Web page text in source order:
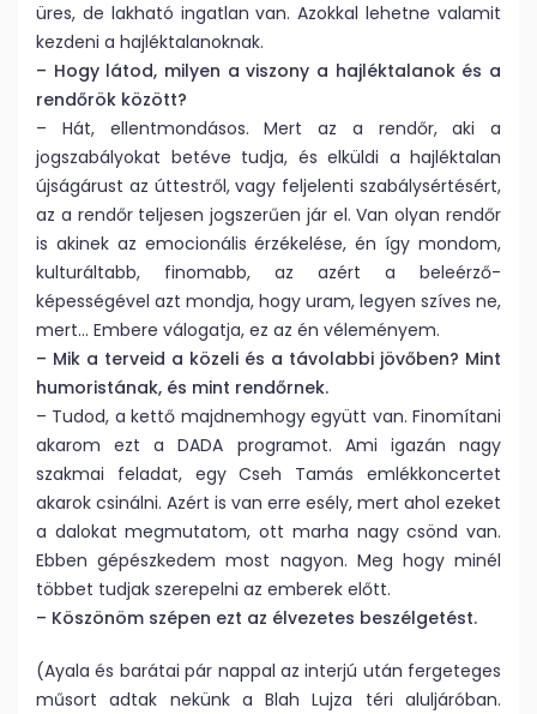
üres, de lakható ingatlan van. Azokkal lehetne valamit
kezdeni a hajléktalanoknak.
– Hogy látod, milyen a viszony a hajléktalanok és a
rendőrök között?
– Hát, ellentmondásos. Mert az a rendőr, aki a
jogszabályokat betéve tudja, és elküldi a hajléktalan
újságárust az úttestről, vagy feljelenti szabálysértésért,
az a rendőr teljesen jogszerűen jár el. Van olyan rendőr
is akinek az emocionális érzékelése, én így mondom,
kulturáltabb, finomabb, az azért a beleérző-
képességével azt mondja, hogy uram, legyen szíves ne,
mert… Embere válogatja, ez az én véleményem.
– Mik a terveid a közeli és a távolabbi jövőben? Mint
humoristának, és mint rendőrnek.
– Tudod, a kettő majdnemhogy együtt van. Finomítani
akarom ezt a DADA programot. Ami igazán nagy
szakmai feladat, egy Cseh Tamás emlékkoncertet
akarok csinálni. Azért is van erre esély, mert ahol ezeket
a dalokat megmutatom, ott marha nagy csönd van.
Ebben gépészkedem most nagyon. Meg hogy minél
többet tudjak szerepelni az emberek előtt.
– Köszönöm szépen ezt az élvezetes beszélgetést.
(Ayala és barátai pár nappal az interjú után fergeteges
műsort adtak nekünk a Blah Lujza téri aluljáróban.